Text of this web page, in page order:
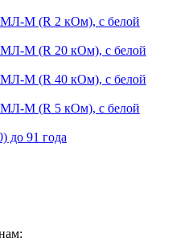
(R 2 кОм), с белой
(R 20 кОм), с белой
(R 40 кОм), с белой
(R 5 кОм), с белой
до 91 года